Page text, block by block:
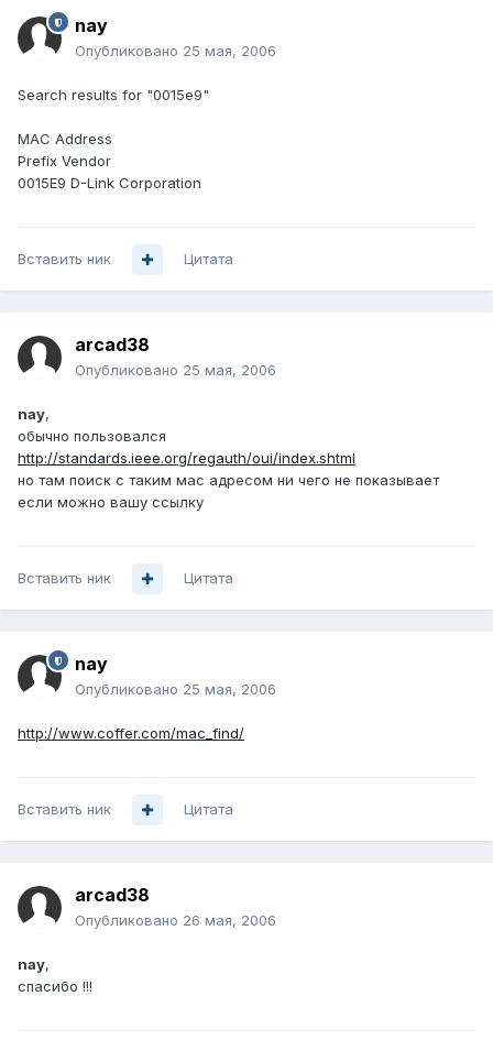
nay
Опубликовано 25 мая, 2006
Search results for "0015e9"
MAC Address
Prefix Vendor
0015E9 D-Link Corporation
Вставить ник Цитата
arcad38
Опубликовано 25 мая, 2006
nay,
обычно пользовался
http://standards.ieee.org/regauth/oui/index.shtml
но там поиск с таким мас адресом ни чего не показывает
если можно вашу ссылку
Вставить ник Цитата
nay
Опубликовано 25 мая, 2006
http://www.coffer.com/mac_find/
Вставить ник Цитата
arcad38
Опубликовано 26 мая, 2006
nay,
спасибо !!!